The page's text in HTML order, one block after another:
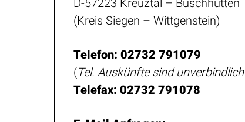
(Kreis Siegen – Wittgenstein)
(Tel. Auskünfte sind unverbindlich!)
Telefax: 02732 791078